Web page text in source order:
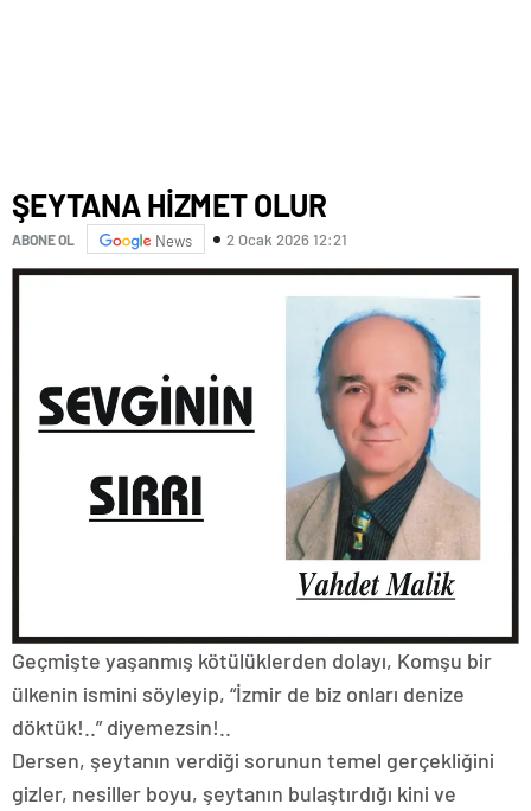
ŞEYTANA HİZMET OLUR
ABONE OL News 2 Ocak 2026 12:21
Geçmişte yaşanmış kötülüklerden dolayı, Komşu bir
ülkenin ismini söyleyip, “İzmir de biz onları denize
döktük!..” diyemezsin!..
Dersen, şeytanın verdiği sorunun temel gerçekliğini
gizler, nesiller boyu, şeytanın bulaştırdığı kini ve